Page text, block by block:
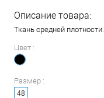
Описание товара:
Ткань средней плотности.
Цвет :
Размер :
48